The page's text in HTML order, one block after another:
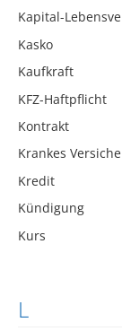
Kapital-
Kasko
Kaufkraft
KFZ-Haftpflicht
Kontrakt
Krankes
Kredit
Kündigung
Kurs
L